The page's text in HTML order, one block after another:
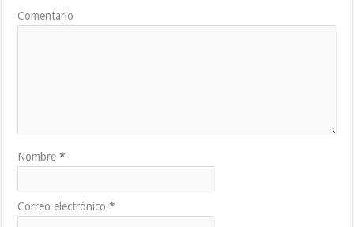
Comentario
Nombre*
Correo electrónico*